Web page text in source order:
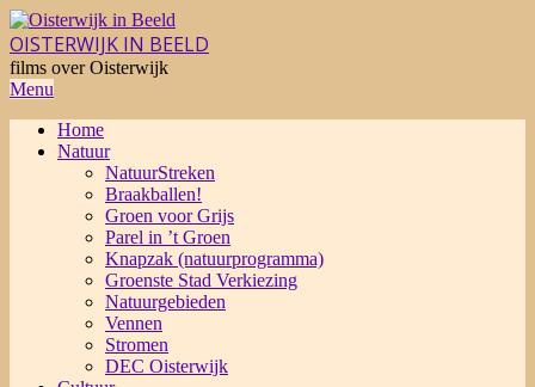
Skip
to
content
OISTERWIJK IN BEELD
films over Oisterwijk
Primary
Menu
Menu
Home
Natuur
NatuurStreken
Braakballen!
Groen voor Grijs
Parel in ’t Groen
Knapzak (natuurprogramma)
Groenste Stad Verkiezing
Natuurgebieden
Vennen
Stromen
DEC Oisterwijk